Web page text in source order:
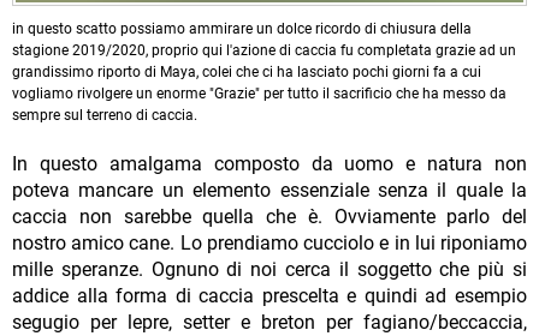
in questo scatto possiamo ammirare un dolce ricordo di chiusura della
stagione 2019/2020, proprio qui l'azione di caccia fu completata grazie ad un
grandissimo riporto di Maya, colei che ci ha lasciato pochi giorni fa a cui
vogliamo rivolgere un enorme "Grazie" per tutto il sacrificio che ha messo da
sempre sul terreno di caccia.
In questo amalgama composto da uomo e natura non
poteva mancare un elemento essenziale senza il quale la
caccia non sarebbe quella che è. Ovviamente parlo del
nostro amico cane. Lo prendiamo cucciolo e in lui riponiamo
mille speranze. Ognuno di noi cerca il soggetto che più si
addice alla forma di caccia prescelta e quindi ad esempio
segugio per lepre, setter e breton per fagiano/beccaccia,